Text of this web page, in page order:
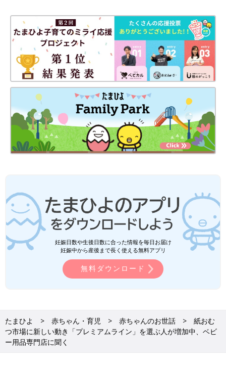
妊娠日数や生後日数に合った情報を毎日お届け
妊娠中から産後まで長く使える無料アプリ
無料ダウンロード
たまひよ 赤ちゃん・育児 赤ちゃんのお世話
紙おむ
つ市場に新しい動き「プレミアムライン」を選ぶ人が増加中、ベビ
ー用品専門店に聞く